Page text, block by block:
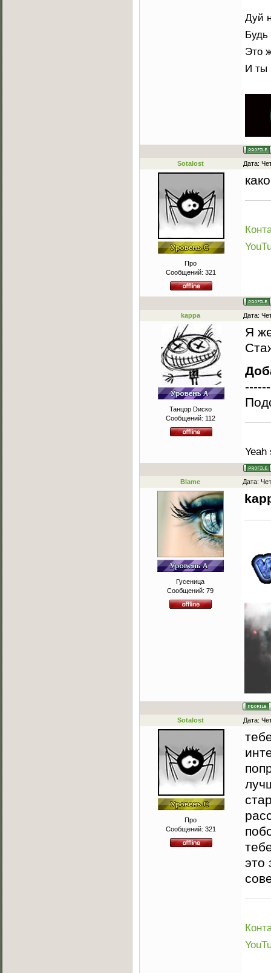
Дуй
Это
И ты
Sotalost Дата:
Про
Сообщений: 321
kappa Дата:
Танцор Dиско
Сообщений: 112
Я
Yeah
Blame Дата:
Гусеница
Сообщений:79
Sotalost Дата:
Про
Сообщений: 321
это